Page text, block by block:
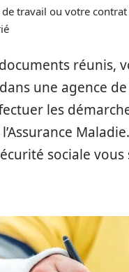
travail ou votre
réunis,
une agence
les
sociale vous